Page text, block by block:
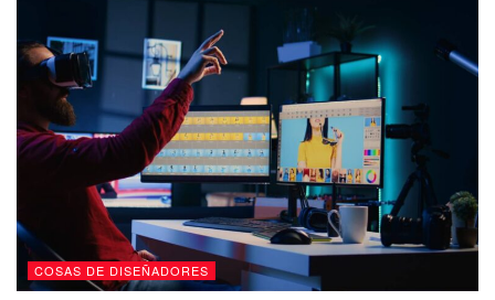
COSAS DE DISEÑADORES